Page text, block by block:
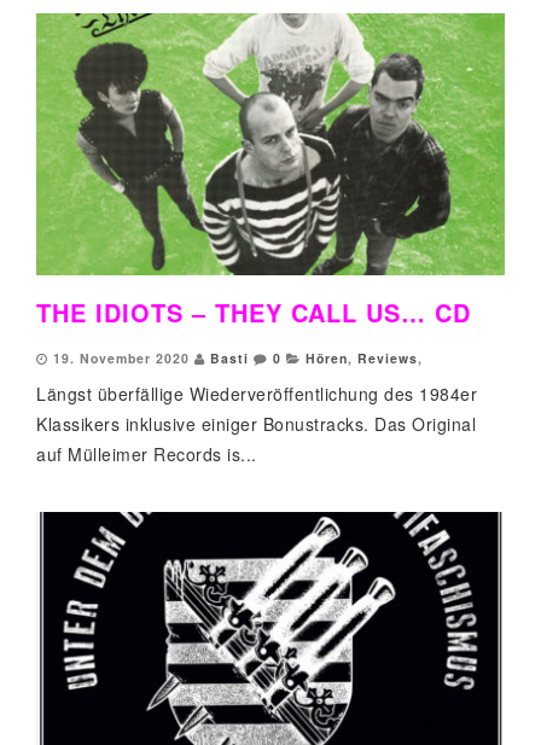
THE IDIOTS – THEY CALL US… CD
19. November 2020 Basti 0 Hören, Reviews,
Längst überfällige Wiederveröffentlichung des 1984er
Klassikers inklusive einiger Bonustracks. Das Original
auf Mülleimer Records is...